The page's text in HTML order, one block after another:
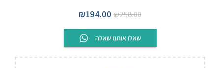
₪258.00
₪194.00
שאלו אותנו שאלה